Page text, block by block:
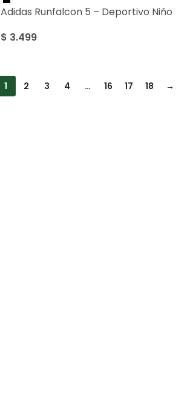
Adidas Runfalcon 5 – Deportivo Niño
$ 3.499
1 2 3 4 … 16 17 18 →